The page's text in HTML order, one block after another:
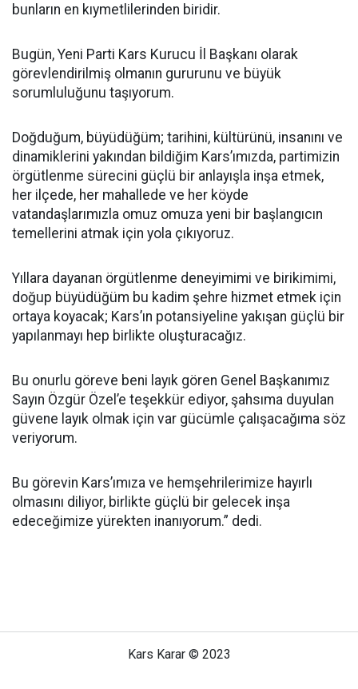
bunların en kıymetlilerinden biridir.
Bugün, Yeni Parti Kars Kurucu İl Başkanı olarak
görevlendirilmiş olmanın gururunu ve büyük
sorumluluğunu taşıyorum.
Doğduğum, büyüdüğüm; tarihini, kültürünü, insanını ve
dinamiklerini yakından bildiğim Kars’ımızda, partimizin
örgütlenme sürecini güçlü bir anlayışla inşa etmek,
her ilçede, her mahallede ve her köyde
vatandaşlarımızla omuz omuza yeni bir başlangıcın
temellerini atmak için yola çıkıyoruz.
Yıllara dayanan örgütlenme deneyimimi ve birikimimi,
doğup büyüdüğüm bu kadim şehre hizmet etmek için
ortaya koyacak; Kars’ın potansiyeline yakışan güçlü bir
yapılanmayı hep birlikte oluşturacağız.
Bu onurlu göreve beni layık gören Genel Başkanımız
Sayın Özgür Özel’e teşekkür ediyor, şahsıma duyulan
güvene layık olmak için var gücümle çalışacağıma söz
veriyorum.
Bu görevin Kars’ımıza ve hemşehrilerimize hayırlı
olmasını diliyor, birlikte güçlü bir gelecek inşa
edeceğimize yürekten inanıyorum.” dedi.
Kars Karar © 2023